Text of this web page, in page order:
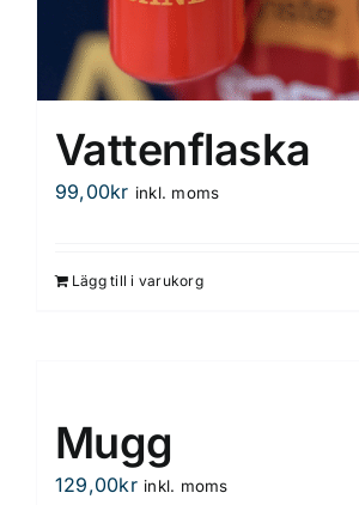
Vattenflaska
99,00kr inkl. moms
Lägg till i varukorg
Mugg
129,00kr inkl. moms